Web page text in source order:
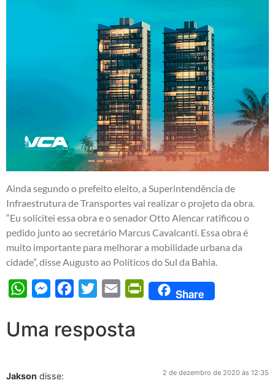
Ainda segundo o prefeito eleito, a Superintendência de
Infraestrutura de Transportes vai realizar o projeto da obra.
“Eu solicitei essa obra e o senador Otto Alencar ratificou o
pedido junto ao secretário Marcus Cavalcanti. Essa obra é
muito importante para melhorar a mobilidade urbana da
cidade”, disse Augusto ao Políticos do Sul da Bahia.
WhatsAppMessengerFacebook
Twitter Email PrintFriendly
Share
Uma resposta
Jakson disse: 2 de dezembro de 2020 às 12:35